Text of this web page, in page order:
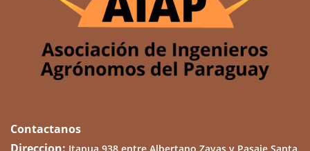
Contactanos